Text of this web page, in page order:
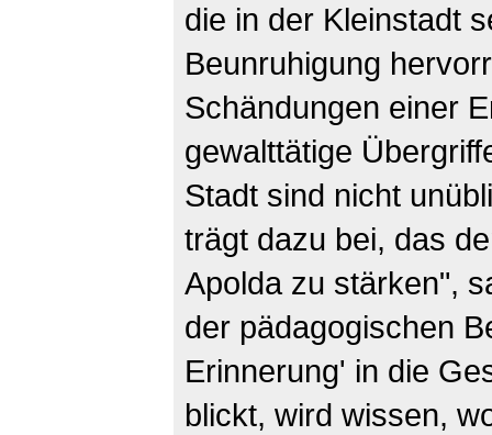
die in der Kleinstadt
Beunruhigung
Schändungen einer
gewalttätige
Stadt sind nicht
trägt dazu bei, das
Apolda zu stärken",
der pädagogischen
Erinnerung' in die
blickt, wird wissen,